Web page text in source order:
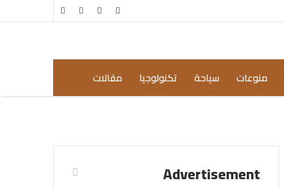
مقال
منوعات سياحة تكنولوجيا مقالات
Advertisement